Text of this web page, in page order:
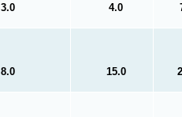
3.0 4.0
8.0 15.0